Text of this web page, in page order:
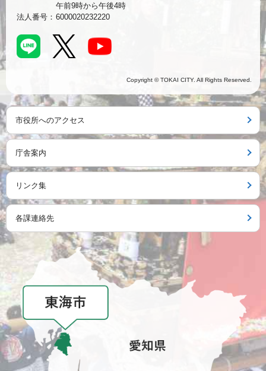
午前9時から午後4時
法人番号： 6000020232220
Copyright © TOKAI CITY. All Rights Reserved.
市役所へのアクセス
庁舎案内
リンク集
各課連絡先